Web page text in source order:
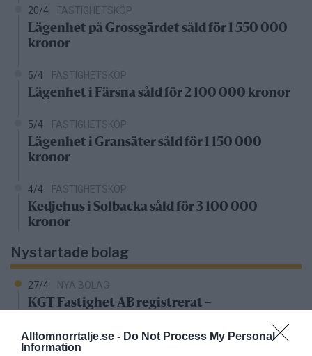
Alltomnorrtalje.se - Do Not Process My Personal
Information
20/4 FASTIGHETSKÖP
Lägenhet på Grossgärdet såld för 1 550 000
kronor
5/4 FASTIGHETSKÖP
Lägenhet i Färsna såld för 2 100 000 kronor
5/4 FASTIGHETSKÖP
Lägenhet i Gransäter såld för 1 150 000
kronor
4/4 FASTIGHETSKÖP
Kedjehus i Solbacka såld för 3 100 000
kronor
Nystartade bolag
27/4 NYA BOLAG
KGT Fastighet AB registrerat –
16/4 NYA BOLAG